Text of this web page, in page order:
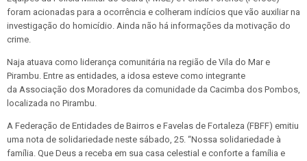
foram acionadas para a ocorrência e colheram indícios que vão auxiliar na
investigação do homicídio. Ainda não há informações da motivação do
crime.
Naja atuava como liderança comunitária na região de Vila do Mar e
Pirambu. Entre as entidades, a idosa esteve como integrante
da Associação dos Moradores da comunidade da Cacimba dos Pombos,
localizada no Pirambu.
A Federação de Entidades de Bairros e Favelas de Fortaleza (FBFF) emitiu
uma nota de solidariedade neste sábado, 25. “Nossa solidariedade à
família. Que Deus a receba em sua casa celestial e conforte a família e